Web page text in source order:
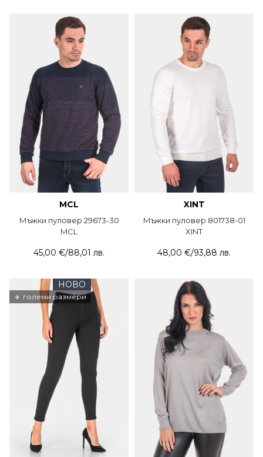
MCL
Мъжки пуловер 29673-30
MCL
45,00 €/88,01 лв.
XINT
Мъжки пуловер 801738-01
XINT
48,00 €/93,88 лв.
НОВО
+ големи размери